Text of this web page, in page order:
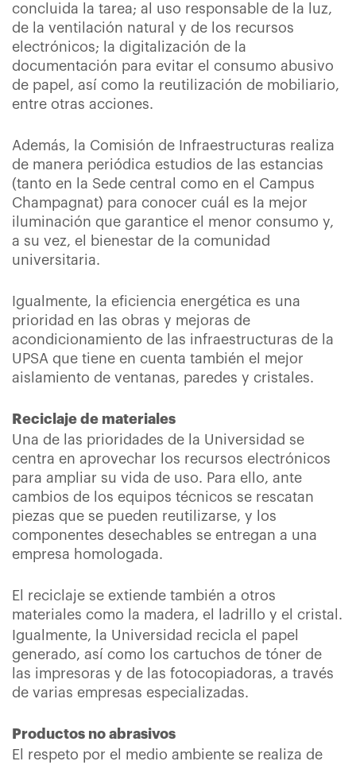
concluida la tarea; al uso responsable de la luz,
de la ventilación natural y de los recursos
electrónicos; la digitalización de la
documentación para evitar el consumo abusivo
de papel, así como la reutilización de mobiliario,
entre otras acciones.
Además, la Comisión de Infraestructuras realiza
de manera periódica estudios de las estancias
(tanto en la Sede central como en el Campus
Champagnat) para conocer cuál es la mejor
iluminación que garantice el menor consumo y,
a su vez, el bienestar de la comunidad
universitaria.
Igualmente, la eficiencia energética es una
prioridad en las obras y mejoras de
acondicionamiento de las infraestructuras de la
UPSA que tiene en cuenta también el mejor
aislamiento de ventanas, paredes y cristales.
Reciclaje de materiales
Una de las prioridades de la Universidad se
centra en aprovechar los recursos electrónicos
para ampliar su vida de uso. Para ello, ante
cambios de los equipos técnicos se rescatan
piezas que se pueden reutilizarse, y los
componentes desechables se entregan a una
empresa homologada.
El reciclaje se extiende también a otros
materiales como la madera, el ladrillo y el cristal.
Igualmente, la Universidad recicla el papel
generado, así como los cartuchos de tóner de
las impresoras y de las fotocopiadoras, a través
de varias empresas especializadas.
Productos no abrasivos
El respeto por el medio ambiente se realiza de